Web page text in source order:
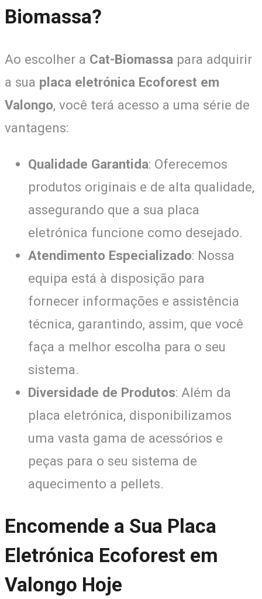
Biomassa?
Ao escolher a Cat-Biomassa para adquirir
a sua placa eletrónica Ecoforest em
Valongo, você terá acesso a uma série de
vantagens:
Qualidade Garantida: Oferecemos
produtos originais e de alta qualidade,
assegurando que a sua placa
eletrónica funcione como desejado.
Atendimento Especializado: Nossa
equipa está à disposição para
fornecer informações e assistência
técnica, garantindo, assim, que você
faça a melhor escolha para o seu
sistema.
Diversidade de Produtos: Além da
placa eletrónica, disponibilizamos
uma vasta gama de acessórios e
peças para o seu sistema de
aquecimento a pellets.
Encomende a Sua Placa
Eletrónica Ecoforest em
Valongo Hoje